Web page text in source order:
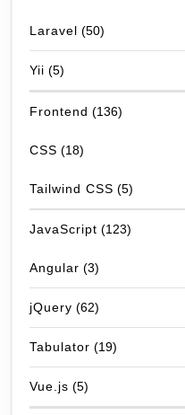
Laravel (50)
Yii (5)
Frontend (136)
CSS (18)
Tailwind CSS (5)
JavaScript (123)
Angular (3)
jQuery (62)
Tabulator (19)
Vue.js (5)